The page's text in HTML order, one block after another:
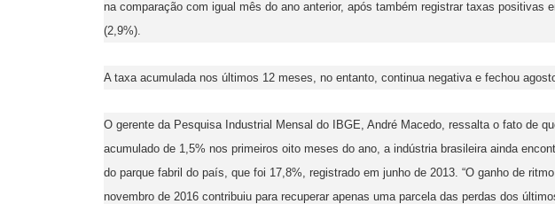
na comparação com igual mês do ano anterior, após também registrar taxas positivas
(2,9%).
A taxa acumulada nos últimos 12 meses, no entanto, continua negativa e fechou
O gerente da Pesquisa Industrial Mensal do IBGE, André Macedo, ressalta o fato de
acumulado de 1,5% nos primeiros oito meses do ano, a indústria brasileira ainda
do parque fabril do país, que foi 17,8%, registrado em junho de 2013. “O ganho de
novembro de 2016 contribuiu para recuperar apenas uma parcela das perdas dos